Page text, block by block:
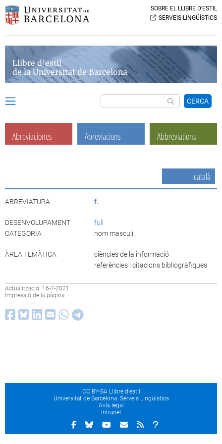
SOBRE EL LLIBRE D’ESTIL
SERVEIS LINGÜÍSTICS
Llibre d’estil
de la Universitat de Barcelona
CERCA
Abreviaciones Abreviacions Abbreviations
català
ABREVIATURA f.
DESENVOLUPAMENT
full
CATEGORIA
nom masculí
ÀREA TEMÀTICA
ciències de la informació
referències i citacions bibliogràfiques
Actualització: 16-7-2021
Impressió de la pàgina
CC BY-SA Llibre d’estil
Universitat de Barcelona. Serveis Lingüístics
Avís legal
Intranet